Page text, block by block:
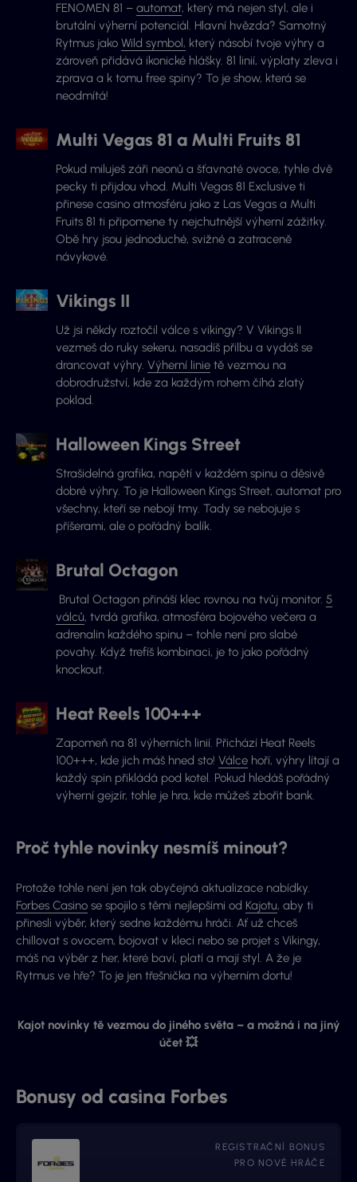
FENOMEN 81 – automat, který má nejen styl, ale i
brutální výherní potenciál. Hlavní hvězda? Samotný
Rytmus jako Wild symbol, který násobí tvoje výhry a
zároveň přidává ikonické hlášky. 81 linií, výplaty zleva i
zprava a k tomu free spiny? To je show, která se
neodmítá!
Multi Vegas 81 a Multi Fruits 81
Pokud miluješ záři neonů a šťavnaté ovoce, tyhle dvě
pecky ti přijdou vhod. Multi Vegas 81 Exclusive ti
přinese casino atmosféru jako z Las Vegas a Multi
Fruits 81 ti připomene ty nejchutnější výherní zážitky.
Obě hry jsou jednoduché, svižné a zatraceně
návykové.
Vikings II
Už jsi někdy roztočil válce s vikingy? V Vikings II
vezmeš do ruky sekeru, nasadíš přilbu a vydáš se
drancovat výhry. Výherní linie tě vezmou na
dobrodružství, kde za každým rohem číhá zlatý
poklad.
Halloween Kings Street
Strašidelná grafika, napětí v každém spinu a děsivě
dobré výhry. To je Halloween Kings Street, automat pro
všechny, kteří se nebojí tmy. Tady se nebojuje s
příšerami, ale o pořádný balík.
Brutal Octagon
Brutal Octagon přináší klec rovnou na tvůj monitor. 5
válců, tvrdá grafika, atmosféra bojového večera a
adrenalin každého spinu – tohle není pro slabé
povahy. Když trefíš kombinaci, je to jako pořádný
knockout.
Heat Reels 100+++
Zapomeň na 81 výherních linií. Přichází Heat Reels
100+++, kde jich máš hned sto! Válce hoří, výhry lítají a
každý spin přikládá pod kotel. Pokud hledáš pořádný
výherní gejzír, tohle je hra, kde můžeš zbořit bank.
Proč tyhle novinky nesmíš minout?
Protože tohle není jen tak obyčejná aktualizace nabídky.
Forbes Casino se spojilo s těmi nejlepšími od Kajotu, aby ti
přinesli výběr, který sedne každému hráči. Ať už chceš
chillovat s ovocem, bojovat v kleci nebo se projet s Vikingy,
máš na výběr z her, které baví, platí a mají styl. A že je
Rytmus ve hře? To je jen třešnička na výherním dortu!
Kajot novinky tě vezmou do jiného světa – a možná i na jiný
účet 💥
Bonusy od casina Forbes
REGISTRAČNÍ BONUS
PRO NOVÉ HRÁČE